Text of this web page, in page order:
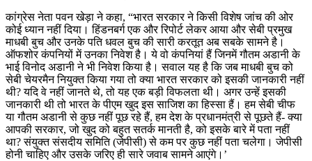
कांग्रेस नेता पवन खेड़ा ने कहा, “भारत सरकार ने किसी विशेष जांच की ओर
कोई ध्यान नहीं दिया। हिंडनबर्ग एक और रिपोर्ट लेकर आया और सेबी प्रमुख
माधबी बुच और उनके पति धवल बुच की सारी करतूत अब सबके सामने है।
ऑफशोर कंपनियों में उनका निवेश है। ये वो कंपनियां हैं जिनमें गौतम अडानी के
भाई विनोद अडानी ने भी निवेश किया है। सवाल यह है कि जब माधबी बुच को
सेबी चेयरमैन नियुक्त किया गया तो क्या भारत सरकार को इसकी जानकारी नहीं
थी? यदि वे नहीं जानते थे, तो यह एक बड़ी विफलता थी। अगर उन्हें इसकी
जानकारी थी तो भारत के पीएम खुद इस साजिश का हिस्सा हैं। हम सेबी चीफ
या गौतम अडानी से कुछ नहीं पूछ रहे हैं, हम देश के प्रधानमंत्री से पूछते हैं- क्या
आपकी सरकार, जो खुद को बहुत सतर्क मानती है, को इसके बारे में पता नहीं
था? संयुक्त संसदीय समिति (जेपीसी) से कम पर कुछ नहीं पता चलेगा। जेपीसी
होनी चाहिए और उसके जरिए ही सारे जवाब सामने आएंगे।’